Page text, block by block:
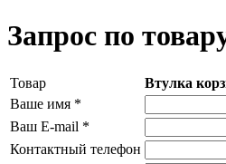
Запрос по
Товар
Втулка
Ваше имя *
Ваш E-mail *
Контактный телефон